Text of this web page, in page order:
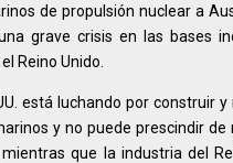
de propulsión nuclear a
grave crisis en las bases
Reino Unido.
está luchando por construir
y no puede prescindir de
que la industria del